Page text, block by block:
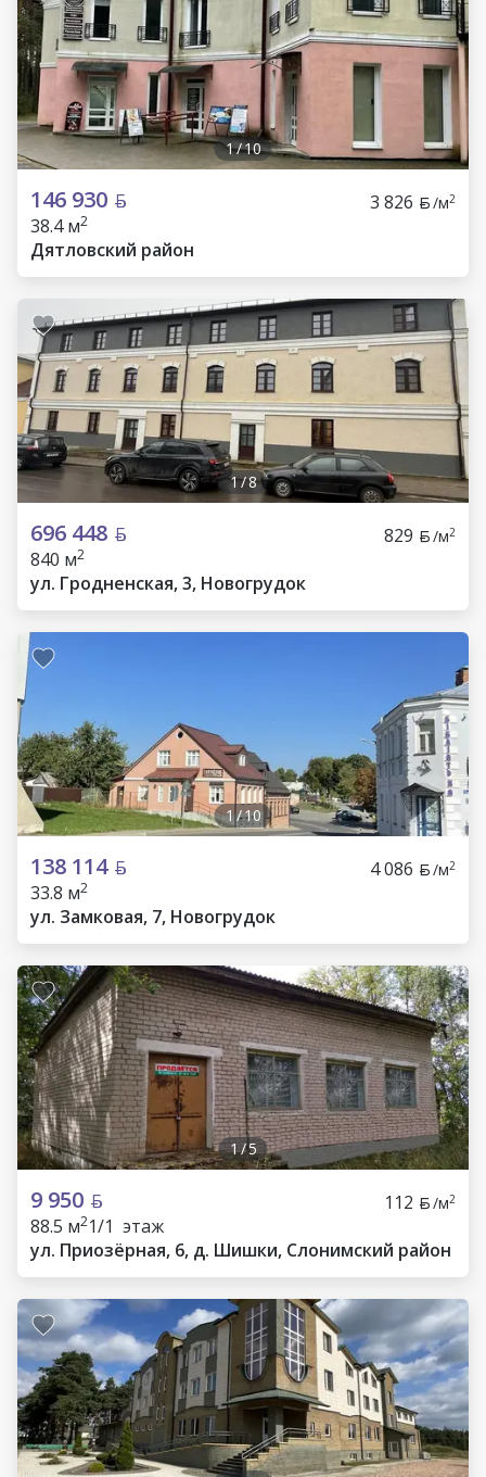
1/10
146 930 3 826 /м2
38.4 м2
Дятловский район
1/8
696 448 829 /м2
840 м2
ул. Гродненская, 3, Новогрудок
1/10
138 114 4 086 /м2
33.8 м2
ул. Замковая, 7, Новогрудок
1/5
9 950 112 /м2
88.5 м21/1 этаж
ул. Приозёрная, 6, д. Шишки, Слонимский район